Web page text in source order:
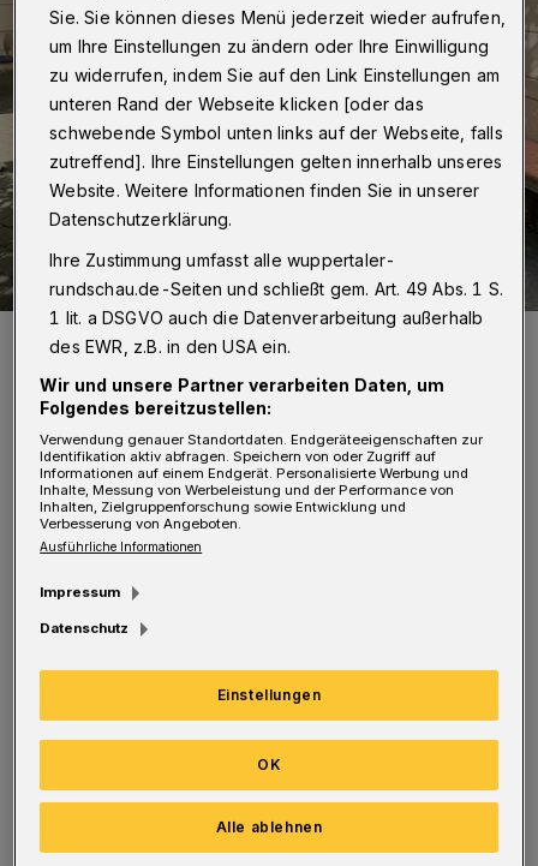
(Rotary Club Wuppertal-Haspel), Silvane Tesmer („(M)eine Stunde
(Nachbarschaftsheim).
Foto: Markus von Blomberg
jähriges Jubiläum feiert, unterstützt damit das
Nachbarschaftsheim Wuppertal und die
Initiative „Radeln im Alter“. In einer
gemeinsamen Aktion wurde das Projekt mit
Clubs Wuppertal Haspel und weiterer Spender
Sie. Sie können dieses Menü jederzeit wieder aufrufen,
um Ihre Einstellungen zu ändern oder Ihre Einwilligung
zu widerrufen, indem Sie auf den Link Einstellungen am
unteren Rand der Webseite klicken [oder das
schwebende Symbol unten links auf der Webseite, falls
zutreffend]. Ihre Einstellungen gelten innerhalb unseres
Website. Weitere Informationen finden Sie in unserer
Datenschutzerklärung.
Ihre Zustimmung umfasst alle wuppertaler-
rundschau.de-Seiten und schließt gem. Art. 49 Abs. 1 S.
1 lit. a DSGVO auch die Datenverarbeitung außerhalb
des EWR, z.B. in den USA ein.
Wir und unsere Partner verarbeiten Daten, um
Folgendes bereitzustellen:
Verwendung genauer Standortdaten. Endgeräteeigenschaften zur
Identifikation aktiv abfragen. Speichern von oder Zugriff auf
Informationen auf einem Endgerät. Personalisierte Werbung und
Inhalte, Messung von Werbeleistung und der Performance von
Inhalten, Zielgruppenforschung sowie Entwicklung und
Verbesserung von Angeboten.
Ausführliche Informationen
Impressum
Datenschutz
Einstellungen
Alle ablehnen
OK